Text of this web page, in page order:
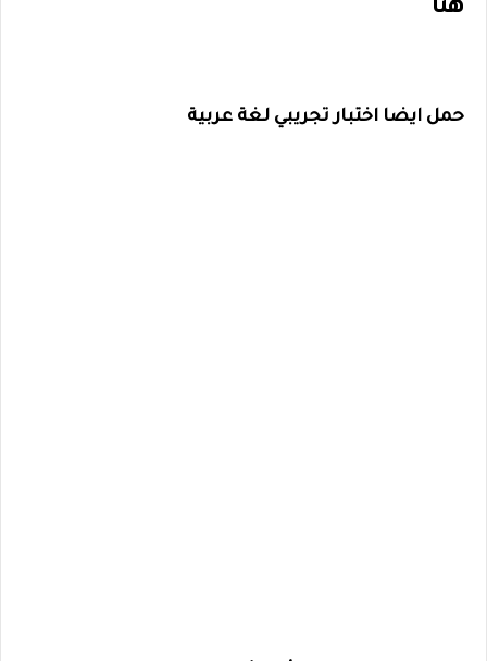
هنا
حمل ايضا اختبار تجريبي لغة عربية